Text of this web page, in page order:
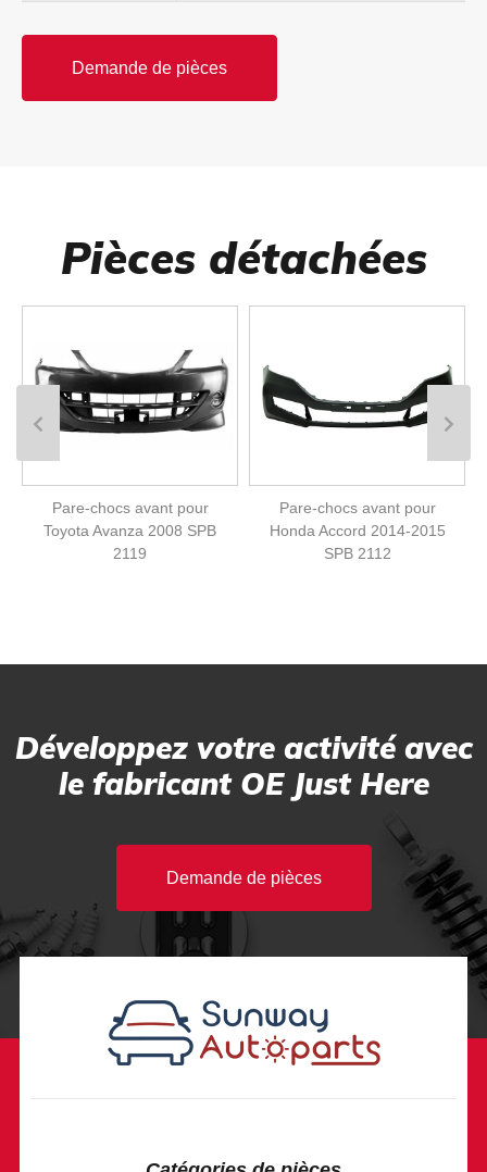
Demande de pièces
Pièces détachées
Pare-chocs avant pour
Toyota Avanza 2008 SPB
2119
Pare-chocs avant pour
Honda Accord 2014-2015
SPB 2112
Développez votre activité avec
le fabricant OE Just Here
Demande de pièces